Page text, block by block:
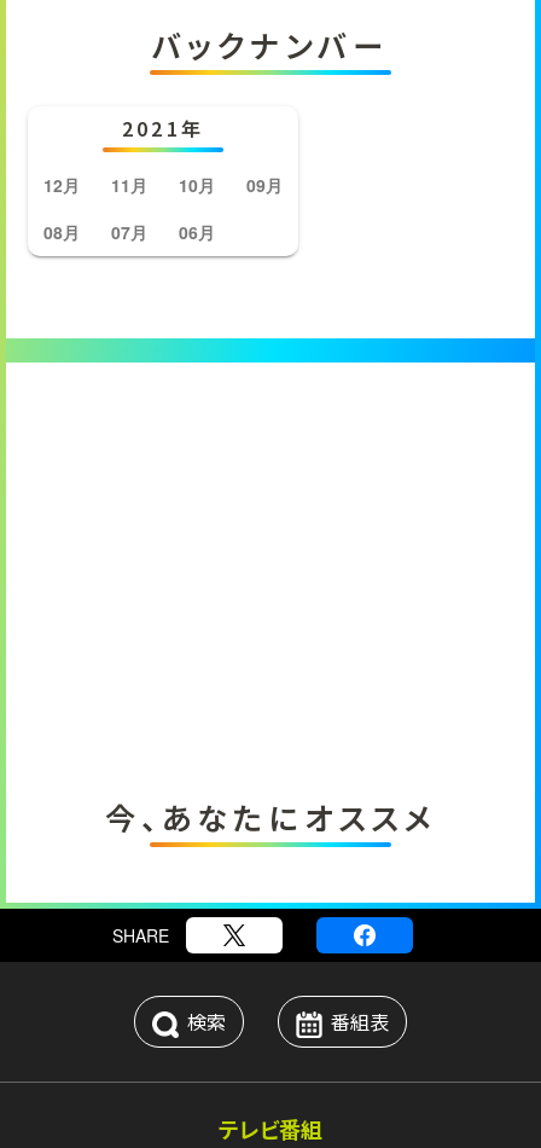
バックナンバー
2021年
12月 11月 10月
09月
08月
07月 06月
今、あなたにオススメ
SHARE
検索 番組表
テレビ番組